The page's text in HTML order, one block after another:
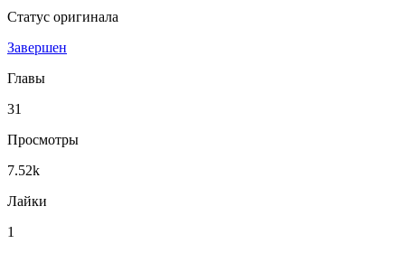
Статус оригинала
Завершен
Главы
31
Просмотры
7.52k
Лайки
1